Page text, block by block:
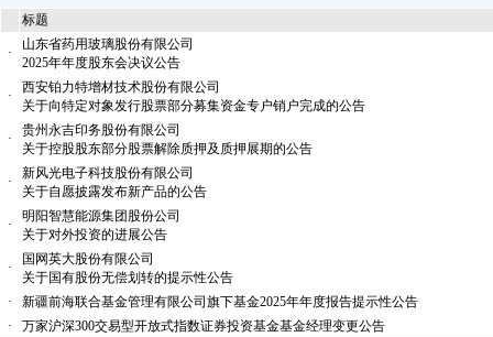
标题
·
山东省药用玻璃股份有限公司
2025年年度股东会决议公告
·
西安铂力特增材技术股份有限公司
关于向特定对象发行股票部分募集资金专户销户完成的公告
·
贵州永吉印务股份有限公司
关于控股股东部分股票解除质押及质押展期的公告
·
新风光电子科技股份有限公司
关于自愿披露发布新产品的公告
·
明阳智慧能源集团股份公司
关于对外投资的进展公告
·
国网英大股份有限公司
关于国有股份无偿划转的提示性公告
·
新疆前海联合基金管理有限公司旗下基金2025年年度报告提示性公告
·
万家沪深300交易型开放式指数证券投资基金基金经理变更公告